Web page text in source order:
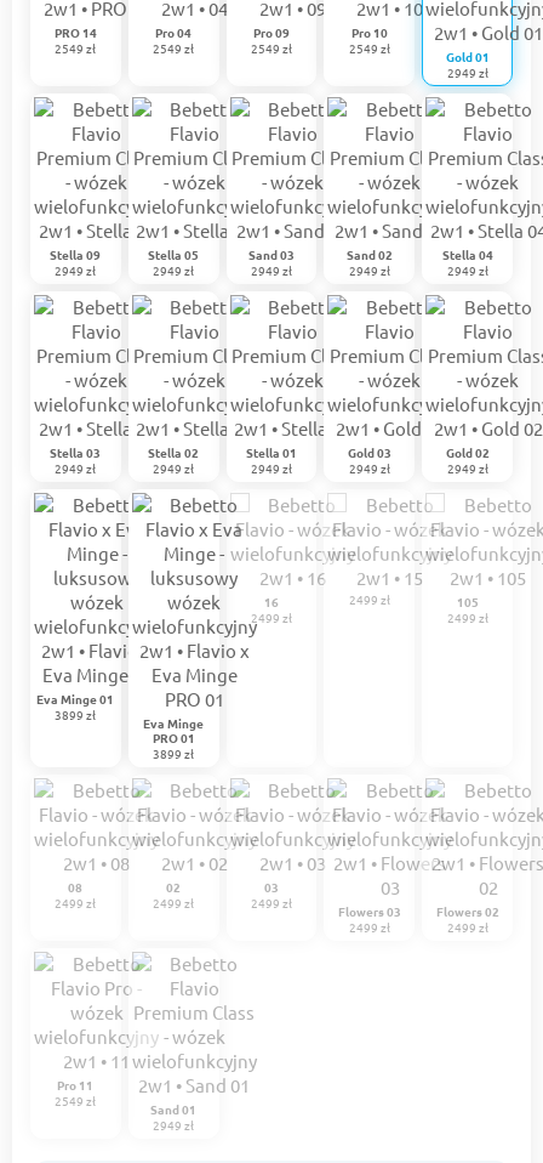
16
2499 zł
2499 zł
105
2499 zł
08
2499 zł
02
2499 zł
03
2499 zł
Flowers 03
2499 zł
Flowers 02
2499 zł
PRO 14
2549 zł
Pro 04
2549 zł
Pro 09
2549 zł
Pro 10
2549 zł
Pro 11
2549 zł
Gold 01
2949 zł
Stella 09
2949 zł
Stella 05
2949 zł
Sand 03
2949 zł
Sand 02
2949 zł
Sand 01
2949 zł
Stella 04
2949 zł
Stella 03
2949 zł
Stella 02
2949 zł
Stella 01
2949 zł
Gold 03
2949 zł
Gold 02
2949 zł
Eva Minge 01
3899 zł
Eva Minge
PRO 01
3899 zł